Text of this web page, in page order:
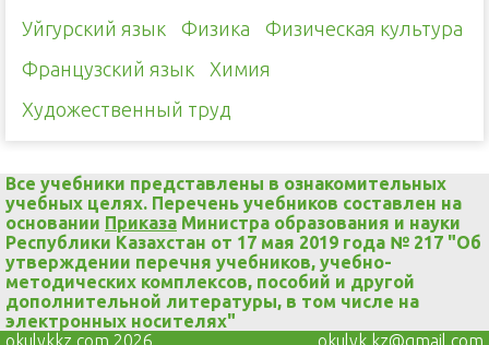
Уйгурский язык
Физика
Физическая культура
Французский язык
Химия
Художественный труд
Все учебники представлены в ознакомительных
учебных целях. Перечень учебников составлен на
основании Приказа Министра образования и науки
Республики Казахстан от 17 мая 2019 года № 217 "Об
утверждении перечня учебников, учебно-
методических комплексов, пособий и другой
дополнительной литературы, в том числе на
электронных носителях"
okulykkz.com 2026
okulyk.kz@gmail.com